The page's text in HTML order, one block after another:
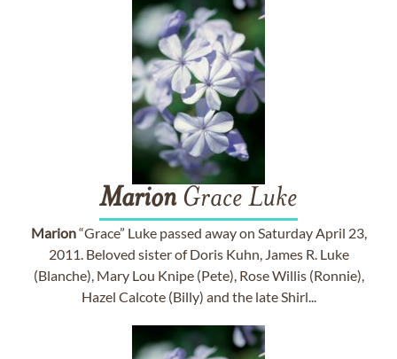
Marion Grace Luke
Marion“Grace” Luke passed away on Saturday April 23,
2011. Beloved sister of Doris Kuhn, James R. Luke
(Blanche), Mary Lou Knipe (Pete), Rose Willis (Ronnie),
Hazel Calcote (Billy) and the late Shirl...